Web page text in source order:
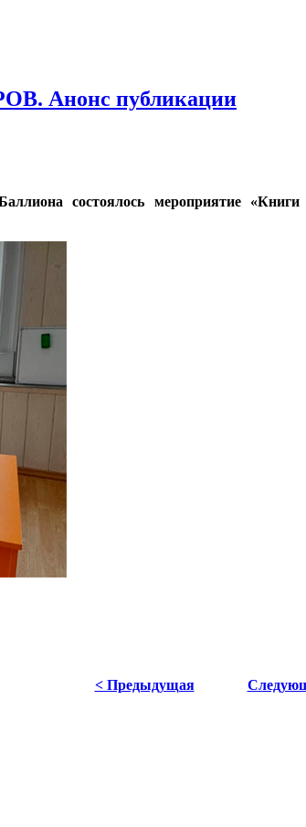
Анонс публикации
состоялось мероприятие «Книги
< Предыдущая